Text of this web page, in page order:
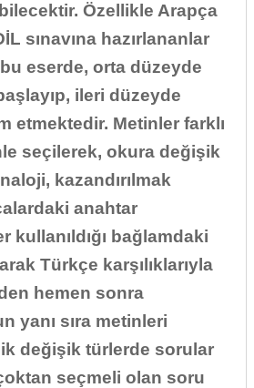
Özellikle Arapça
sınavına hazırlananlar
eserde, orta düzeyde
ileri düzeyde
etmektedir. Metinler farklı
seçilerek, okura değişik
kazandırılmak
anahtar
kullanıldığı bağlamdaki
Türkçe karşılıklarıyla
hemen sonra
yanı sıra metinleri
değişik türlerde sorular
seçmeli olan soru